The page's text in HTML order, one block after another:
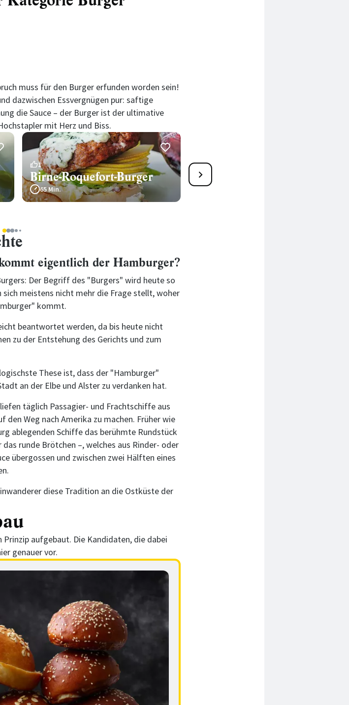
muss für den Burger erfunden worden sein!
dazwischen Essvergnügen pur: saftige
die Sauce – der Burger ist der ultimative
mit Herz und Biss.
1
Birne-Roquefort-Burger
65 Min.
1
Sloppy Joe - Burger mit
Rührei
1234 5
eigentlich der Hamburger?
Der Begriff des "Burgers" wird heute so
meistens nicht mehr die Frage stellt, woher
kommt.
beantwortet werden, da bis heute nicht
zu der Entstehung des Gerichts und zum
These ist, dass der "Hamburger"
an der Elbe und Alster zu verdanken hat.
täglich Passagier- und Frachtschiffe aus
den Weg nach Amerika zu machen. Früher wie
ablegenden Schiffe das berühmte Rundstück
runde Brötchen –, welches aus Rinder- oder
übergossen und zwischen zwei Hälften eines
diese Tradition an die Ostküste der
aufgebaut. Die Kandidaten, die dabei
genauer vor.